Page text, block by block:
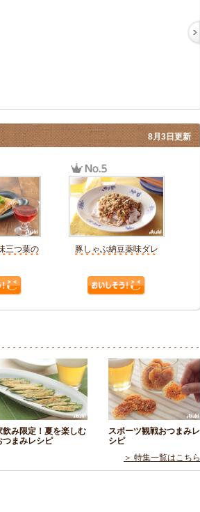
三つ葉の
豚しゃぶ納豆薬味ダレ
8月3日更新
飲み限定！夏を楽しむ
つまみレシピ
スポーツ観戦おつまみレ
シピ
＞ 特集一覧はこちら